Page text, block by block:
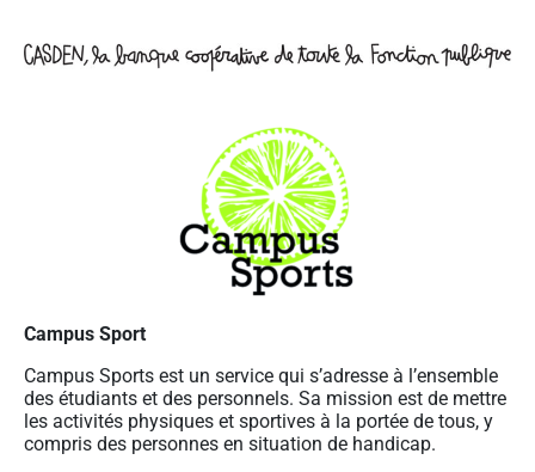
Campus Sport
Campus Sports est un service qui s’adresse à l’ensemble
des étudiants et des personnels. Sa mission est de mettre
les activités physiques et sportives à la portée de tous, y
compris des personnes en situation de handicap.